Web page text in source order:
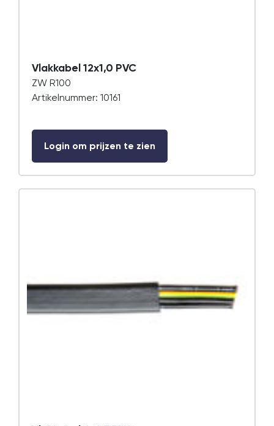
Vlakkabel 12x1,0 PVC
ZW R100
Artikelnummer: 10161
Login om prijzen te zien